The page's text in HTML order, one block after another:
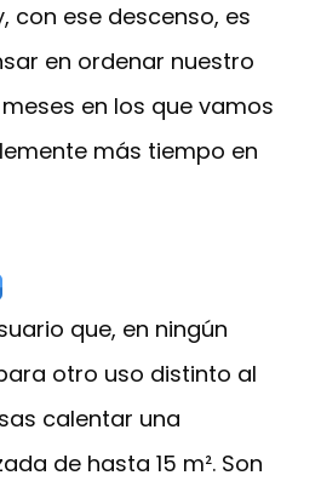
con ese descenso, es
en ordenar nuestro
en los que vamos
más tiempo en
que, en ningún
otro uso distinto al
calentar una
de hasta 15 m². Son